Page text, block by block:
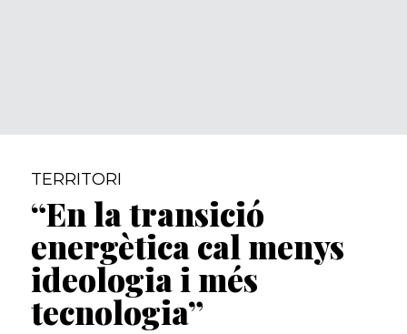
TERRITORI
“En la transició
energètica cal menys
ideologia i més
tecnologia”